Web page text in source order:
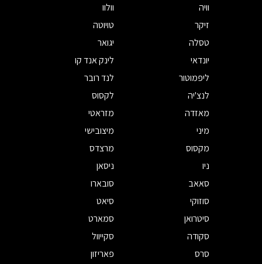
וויה
וולוו
זיקר
טויוטה
טסלה
יגואר
יונדאי
לינק אנד קו
ליפמוטור
לנד רובר
לנצ'יה
לקסוס
מאזדה
מזראטי
מיני
מיצובישי
מקסוס
מרצדס
ניו
ניסאן
סאאב
סובארו
סוזוקי
סיאט
סיטרואן
סמארט
סקודה
סקייוול
סרס
פאריזון